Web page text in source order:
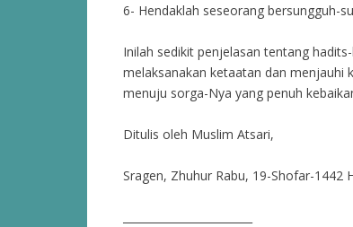
6- Hendaklah seseorang bersungguh-
Inilah sedikit penjelasan tentang
melaksanakan ketaatan dan menjauhi
menuju sorga-Nya yang penuh
Ditulis oleh Muslim Atsari,
Sragen, Zhuhur Rabu, 19-Shofar-1442